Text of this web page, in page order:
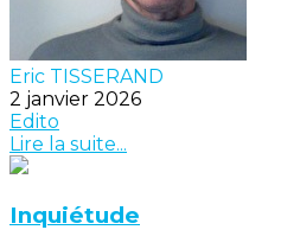
Eric TISSERAND
2 janvier 2026
Edito
Lire la suite...
Inquiétude